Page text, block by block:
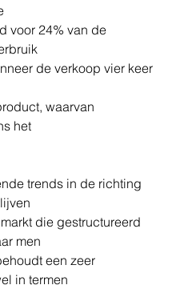
voor 24% van de
de verkoop vier keer
waarvan
het
trends in de richting
die gestructureerd
men
een zeer
in termen